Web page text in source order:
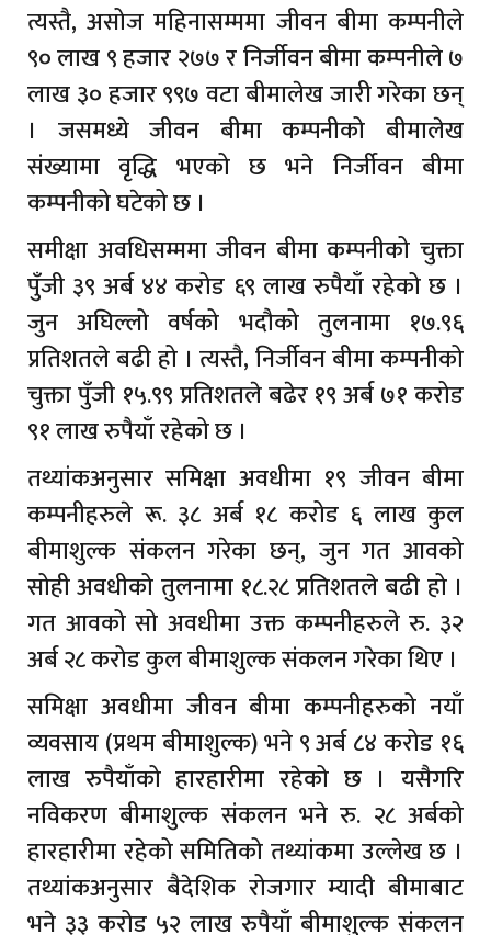
त्यस्तै, असोज महिनासम्ममा जीवन बीमा कम्पनीले
९० लाख ९ हजार २७७ र निर्जीवन बीमा कम्पनीले ७
लाख ३० हजार ९९७ वटा बीमालेख जारी गरेका छन्
। जसमध्ये जीवन बीमा कम्पनीको बीमालेख
संख्यामा वृद्धि भएको छ भने निर्जीवन बीमा
कम्पनीको घटेको छ ।
समीक्षा अवधिसम्ममा जीवन बीमा कम्पनीको चुक्ता
पुँजी ३९ अर्ब ४४ करोड ६९ लाख रुपैयाँ रहेको छ ।
जुन अघिल्लो वर्षको भदौको तुलनामा १७.९६
प्रतिशतले बढी हो । त्यस्तै, निर्जीवन बीमा कम्पनीको
चुक्ता पुँजी १५.९९ प्रतिशतले बढेर १९ अर्ब ७१ करोड
९१ लाख रुपैयाँ रहेको छ ।
तथ्यांकअनुसार समिक्षा अवधीमा १९ जीवन बीमा
कम्पनीहरुले रू. ३८ अर्ब १८ करोड ६ लाख कुल
बीमाशुल्क संकलन गरेका छन्, जुन गत आवको
सोही अवधीको तुलनामा १८.२८ प्रतिशतले बढी हो ।
गत आवको सो अवधीमा उक्त कम्पनीहरुले रु. ३२
अर्ब २८ करोड कुल बीमाशुल्क संकलन गरेका थिए ।
समिक्षा अवधीमा जीवन बीमा कम्पनीहरुको नयाँ
व्यवसाय (प्रथम बीमाशुल्क) भने ९ अर्ब ८४ करोड १६
लाख रुपैयाँको हारहारीमा रहेको छ । यसैगरि
नविकरण बीमाशुल्क संकलन भने रु. २८ अर्बको
हारहारीमा रहेको समितिको तथ्यांकमा उल्लेख छ ।
तथ्यांकअनुसार बैदेशिक रोजगार म्यादी बीमाबाट
भने ३३ करोड ५२ लाख रुपैयाँ बीमाशुल्क संकलन